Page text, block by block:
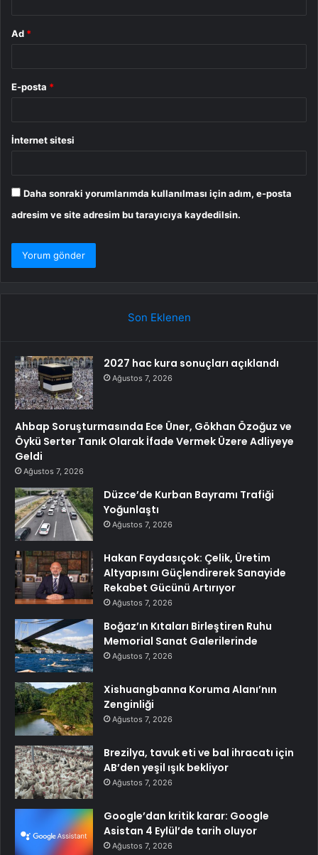
Ad *
E-posta *
İnternet sitesi
Daha sonraki yorumlarımda kullanılması için adım, e-posta
adresim ve site adresim bu tarayıcıya kaydedilsin.
Son Eklenen
2027 hac kura sonuçları açıklandı
Ağustos 7, 2026
Ahbap Soruşturmasında Ece Üner, Gökhan Özoğuz ve
Öykü Serter Tanık Olarak İfade Vermek Üzere Adliyeye
Geldi
Ağustos 7, 2026
Düzce’de Kurban Bayramı Trafiği
Yoğunlaştı
Ağustos 7, 2026
Hakan Faydasıçok: Çelik, Üretim
Altyapısını Güçlendirerek Sanayide
Rekabet Gücünü Artırıyor
Ağustos 7, 2026
Boğaz’ın Kıtaları Birleştiren Ruhu
Memorial Sanat Galerilerinde
Ağustos 7, 2026
Xishuangbanna Koruma Alanı’nın
Zenginliği
Ağustos 7, 2026
Brezilya, tavuk eti ve bal ihracatı için
AB’den yeşil ışık bekliyor
Ağustos 7, 2026
Google’dan kritik karar: Google
Asistan 4 Eylül’de tarih oluyor
Ağustos 7, 2026